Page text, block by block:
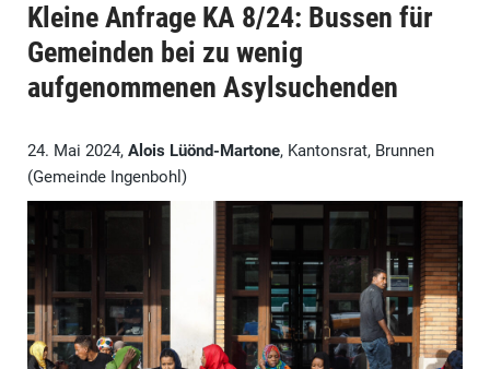
Kleine Anfrage KA 8/24: Bussen für
Gemeinden bei zu wenig
aufgenommenen Asylsuchenden
24. Mai 2024, Alois Lüönd-Martone, Kantonsrat, Brunnen
(Gemeinde Ingenbohl)